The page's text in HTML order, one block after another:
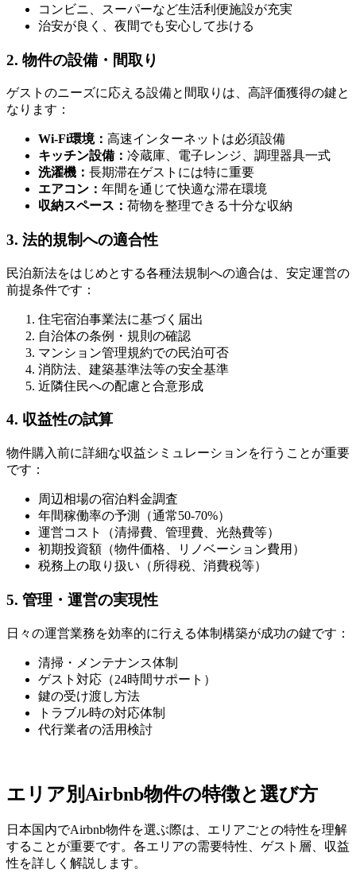
コンビニ、スーパーなど生活利便施設が充実
治安が良く、夜間でも安心して歩ける
2. 物件の設備・間取り
ゲストのニーズに応える設備と間取りは、高評価獲得の鍵と
なります：
Wi-Fi環境： 高速インターネットは必須設備
キッチン設備： 冷蔵庫、電子レンジ、調理器具一式
洗濯機： 長期滞在ゲストには特に重要
エアコン： 年間を通じて快適な滞在環境
収納スペース： 荷物を整理できる十分な収納
3. 法的規制への適合性
民泊新法をはじめとする各種法規制への適合は、安定運営の
前提条件です：
住宅宿泊事業法に基づく届出
自治体の条例・規則の確認
マンション管理規約での民泊可否
消防法、建築基準法等の安全基準
近隣住民への配慮と合意形成
4. 収益性の試算
物件購入前に詳細な収益シミュレーションを行うことが重要
です：
周辺相場の宿泊料金調査
年間稼働率の予測（通常50-70%）
運営コスト（清掃費、管理費、光熱費等）
初期投資額（物件価格、リノベーション費用）
税務上の取り扱い（所得税、消費税等）
5. 管理・運営の実現性
日々の運営業務を効率的に行える体制構築が成功の鍵です：
清掃・メンテナンス体制
ゲスト対応（24時間サポート）
鍵の受け渡し方法
トラブル時の対応体制
代行業者の活用検討
エリア別Airbnb物件の特徴と選び方
日本国内でAirbnb物件を選ぶ際は、エリアごとの特性を理解
することが重要です。各エリアの需要特性、ゲスト層、収益
性を詳しく解説します。